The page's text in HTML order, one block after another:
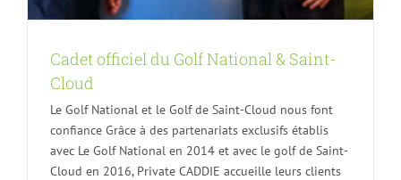
Cadet officiel du Golf National & Saint-
Cloud
Le Golf National et le Golf de Saint-Cloud nous font
confiance Grâce à des partenariats exclusifs établis
avec Le Golf National en 2014 et avec le golf de Saint-
Cloud en 2016, Private CADDIE accueille leurs clients